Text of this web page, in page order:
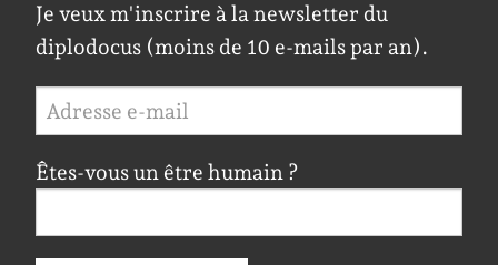
Je veux m'inscrire à la newsletter du
diplodocus (moins de 10 e-mails par an).
Êtes-vous un être humain ?